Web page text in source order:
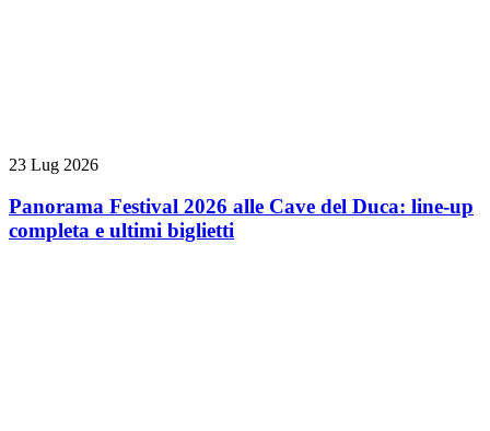
23 Lug 2026
Panorama Festival 2026 alle Cave del Duca: line-up
completa e ultimi biglietti